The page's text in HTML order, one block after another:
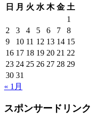
日 月 火 水 木 金 土
1
2
3 4 5 6 7
8
9
10 11 12 13 14 15
16 17 18 19 20 21 22
23 24 25 26 27 28 29
30 31
« 1月
スポンサードリンク